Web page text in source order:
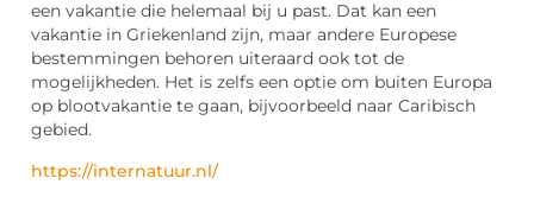
een vakantie die helemaal bij u past. Dat kan een
vakantie in Griekenland zijn, maar andere Europese
bestemmingen behoren uiteraard ook tot de
mogelijkheden. Het is zelfs een optie om buiten Europa
op blootvakantie te gaan, bijvoorbeeld naar Caribisch
gebied.
https://internatuur.nl/